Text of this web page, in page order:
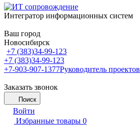
Интегратор информационных систем
Ваш город
Новосибирск
+7 (383)34-99-123
+7 (383)34-99-123
+7-903-907-1377Руководитель проектов
Заказать звонок
Поиск
Войти
Избранные товары 0